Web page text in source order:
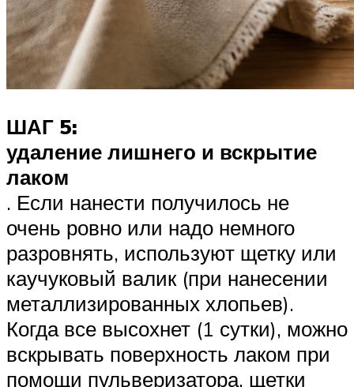
ШАГ 5:
удаление лишнего и вскрытие
лаком
. Если нанести получилось не
очень ровно или надо немного
разровнять, используют щетку или
каучуковый валик (при нанесении
металлизированных хлопьев).
Когда все высохнет (1 сутки), можно
вскрывать поверхность лаком при
помощи пульверизатора, щетки